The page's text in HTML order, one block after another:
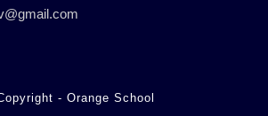
- Orange School